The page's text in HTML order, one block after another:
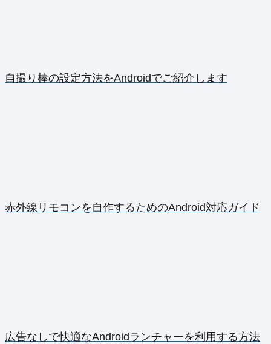
自撮り棒の設定方法をAndroidでご紹介します
赤外線リモコンを自作するためのAndroid対応ガイド
広告なしで快適なAndroidランチャーを利用する方法